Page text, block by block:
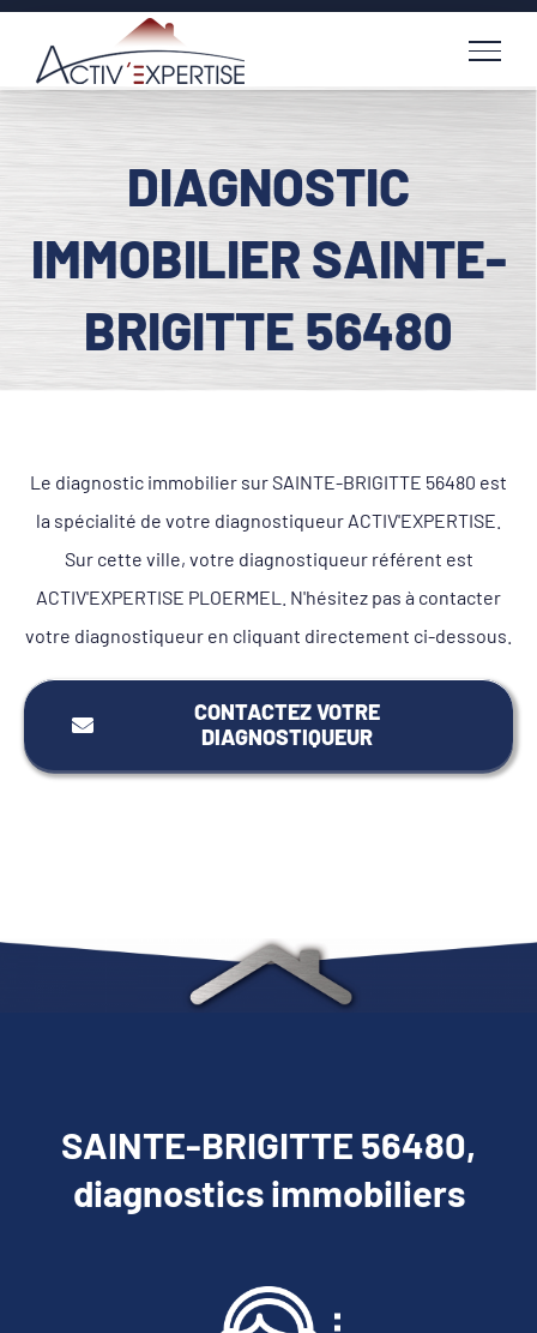
Passer
contenu
DIAGNOSTIC
IMMOBILIER SAINTE-
BRIGITTE 56480
Le diagnostic immobilier sur SAINTE-BRIGITTE 56480 est
la spécialité de votre diagnostiqueur ACTIV'EXPERTISE.
Sur cette ville, votre diagnostiqueur référent est
ACTIV'EXPERTISE PLOERMEL. N'hésitez pas à contacter
votre diagnostiqueur en cliquant directement ci-dessous.
CONTACTEZ VOTRE
DIAGNOSTIQUEUR
SAINTE-BRIGITTE 56480,
diagnostics immobiliers